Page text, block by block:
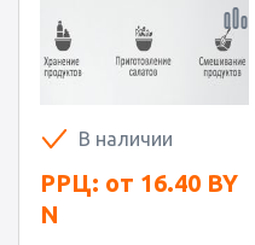
В наличии
РРЦ: от 16.40 BY
N